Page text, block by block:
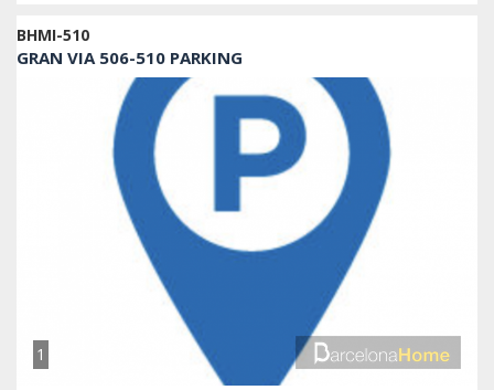
BHMI-510
GRAN VIA 506-510 PARKING
1